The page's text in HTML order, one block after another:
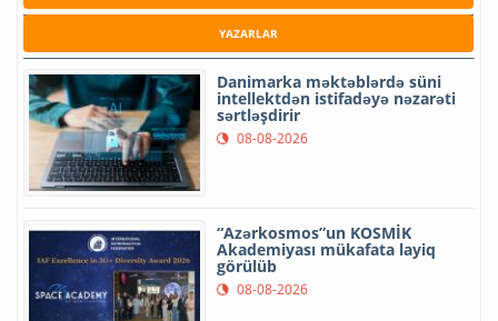
YAZARLAR
Danimarka məktəblərdə süni
intellektdən istifadəyə nəzarəti
sərtləşdirir
08-08-2026
“Azərkosmos”un KOSMİK
Akademiyası mükafata layiq
görülüb
08-08-2026